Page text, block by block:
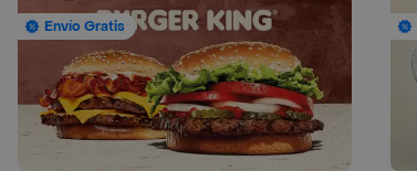
Envío Gratis